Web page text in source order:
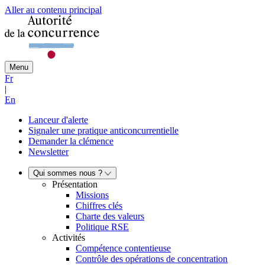
Aller au contenu principal
Menu
Fr
|
En
Lanceur d'alerte
Signaler une pratique anticoncurrentielle
Demander la clémence
Newsletter
Qui sommes nous ?
Présentation
Missions
Chiffres clés
Charte des valeurs
Politique RSE
Activités
Compétence contentieuse
Contrôle des opérations de concentration